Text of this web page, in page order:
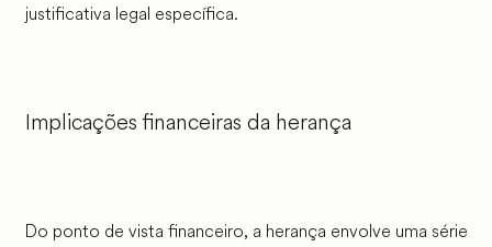
justificativa legal específica.
Implicações financeiras da herança
Do ponto de vista financeiro, a herança envolve uma série